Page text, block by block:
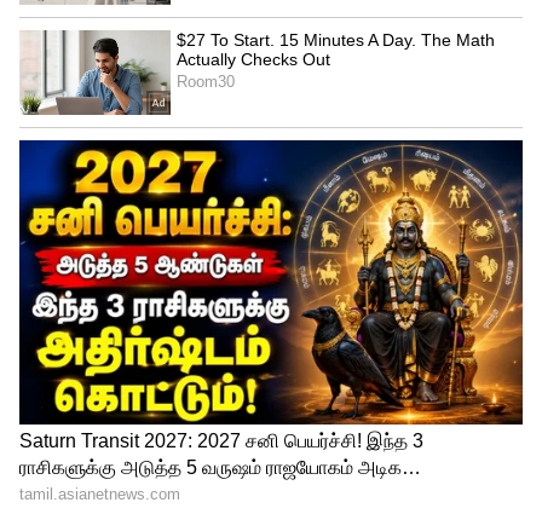
இந்த யாத்திரை மிகவும் புகழ்பெற்ற
பாரம்பரியத்தைக் கொண்ட இந்திய தேசிய
காங்கிரஸ் எனும் மகத்தான மாபெரும்
மக்கள் இயக்கத்தின் வரலாற்று
சிறப்புமிக்க நிகழ்வாகும். நமது இயக்கம்
இந்நிகழ்விற்கு பிறகு மிகுந்த புத்துணர்ச்சி
பெறும் என்று நான் நம்புகிறேன். இந்திய
அரசியலில் இது ஒரு மகத்தான மாற்றத்தை
நிகழ்த்தவல்ல ஒரு முக்கியமான வரலாற்று
சிறப்புமிக்க தருணம். சுமார் 3600 கிலோ
மீட்டர் தொலைவிற்கு நிகழ உள்ள இந்த
பாதை யாத்திரையில் முழுமையாக கலந்து